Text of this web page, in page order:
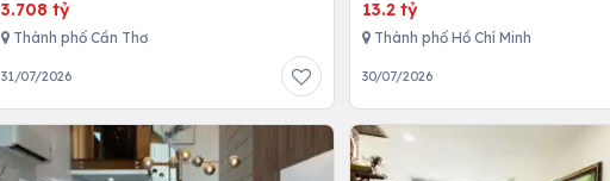
3.708 tỷ
Thành phố Cần Thơ
31/07/2026
13.2 tỷ
Thành phố Hồ Chí Minh
30/07/2026